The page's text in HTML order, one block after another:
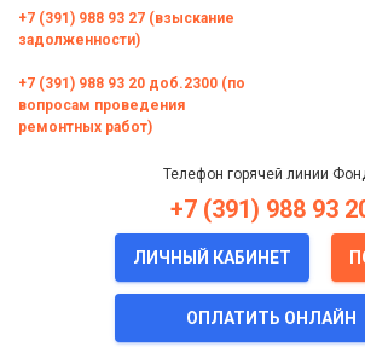
+7 (391) 988 93 27 (взыскание
задолженности)
+7 (391) 988 93 20 доб.2300 (по
вопросам проведения
ремонтных работ)
Телефон горячей линии
+7 (391) 988 93
ЛИЧНЫЙ КАБИНЕТ
ОПЛАТИТЬ ОНЛАЙН